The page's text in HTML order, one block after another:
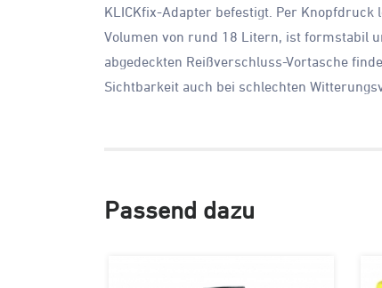
KLICKfix-Adapter befestigt. Per Knopfdruck
Volumen von rund 18 Litern, ist formstabil
abgedeckten Reißverschluss-Vortasche
Sichtbarkeit auch bei schlechten
Passend dazu